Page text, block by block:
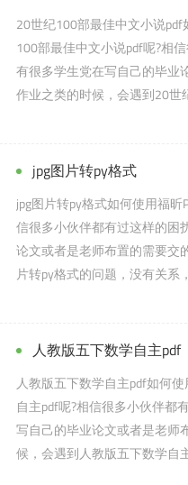
20世纪100部最佳中文小说
100部最佳中文小说pdf呢?相
有很多学生党在写自己的毕业
作业之类的时候，会遇到20世
jpg图片转py格式
jpg图片转py格式如何使用福昕
信很多小伙伴都有过这样的困
论文或者是老师布置的需要交
片转py格式的问题，没有关系
人教版五下数学自主pdf
人教版五下数学自主pdf如何
自主pdf呢?相信很多小伙伴都
写自己的毕业论文或者是老师
候，会遇到人教版五下数学自